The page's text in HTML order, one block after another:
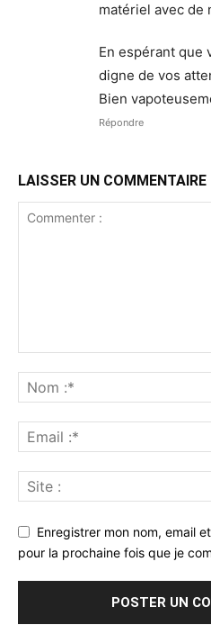
matériel avec de
En espérant que
digne de vos
Bien
Répondre
LAISSER UN COMMENTAIRE
Enregistrer mon nom, email
pour la prochaine fois que je